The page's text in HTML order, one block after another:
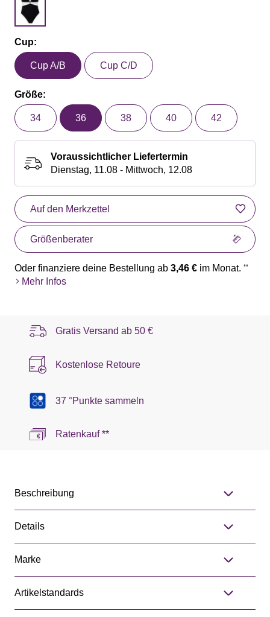
Cup:
Cup A/B Cup C/D
Größe:
34 36 38 40 42
Voraussichtlicher Liefertermin
Dienstag, 11.08 - Mittwoch, 12.08
Auf den Merkzettel
Größenberater
Oder finanziere deine Bestellung ab 3,46 € im Monat. **
Mehr Infos
Gratis Versand ab 50 €
Kostenlose Retoure
37 °Punkte sammeln
Ratenkauf **
Beschreibung
Details
Marke
Artikelstandards